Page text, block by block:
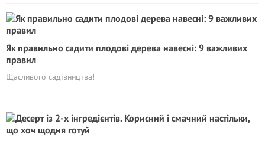
Як правильно садити плодові дерева навесні: 9 важливих
правил
Щасливого садівництва!